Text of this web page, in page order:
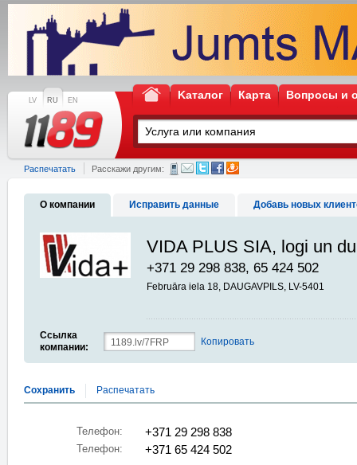
LV RU EN Kаталог Карта Вопросы и
Распечатать Расскажи другим:
О компании Исправить данные Добавь новых
VIDA PLUS SIA, logi un
+371 29 298 838, 65 424 502
Februāra iela 18, DAUGAVPILS, LV-5401
Ссылка
компании:
Копировать
Сохранить Распечатать
Телефон: +371 29 298 838
Телефон: +371 65 424 502